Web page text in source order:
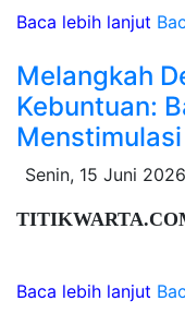
Baca lebih lanjut
Melangkah
Kebuntuan:
Senin, 15 Juni 2026
Baca lebih lanjut